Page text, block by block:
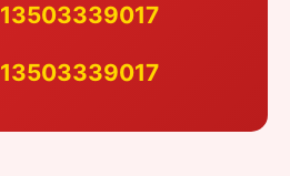
13503339017
13503339017